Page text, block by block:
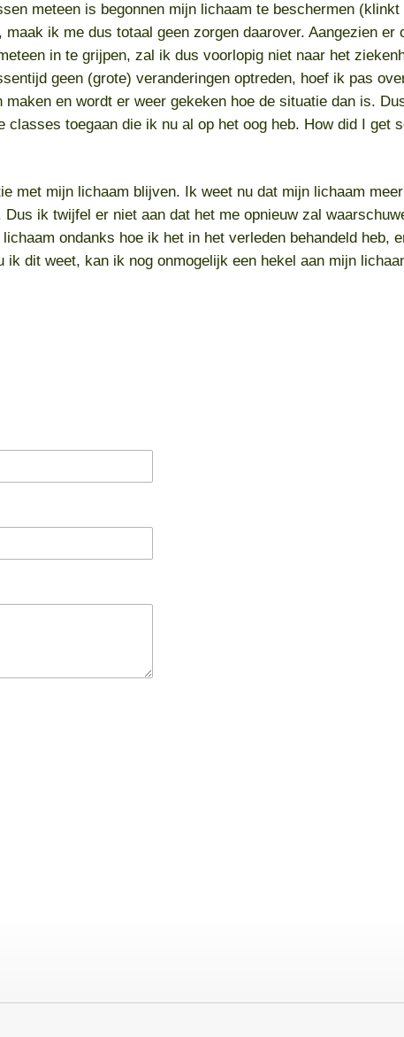
meteen is begonnen mijn lichaam te beschermen
ik me dus totaal geen zorgen daarover. Aangezien er
in te grijpen, zal ik dus voorlopig niet naar het
geen (grote) veranderingen optreden, hoef ik pas
en wordt er weer gekeken hoe de situatie dan is.
classes toegaan die ik nu al op het oog heb. How did I get
met mijn lichaam blijven. Ik weet nu dat mijn lichaam
Dus ik twijfel er niet aan dat het me opnieuw zal
ondanks hoe ik het in het verleden behandeld heb,
dit weet, kan ik nog onmogelijk een hekel aan mijn